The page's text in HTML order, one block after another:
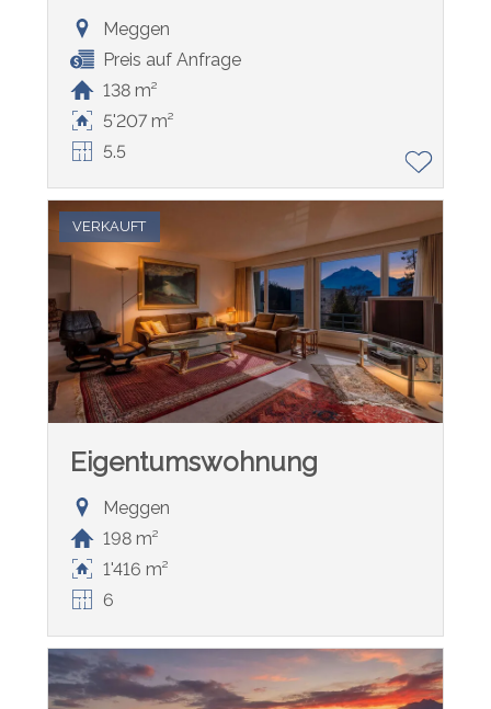
Meggen
Preis auf Anfrage
138 m²
5'207 m²
5.5
VERKAUFT
Eigentumswohnung
Meggen
198 m²
1'416 m²
6